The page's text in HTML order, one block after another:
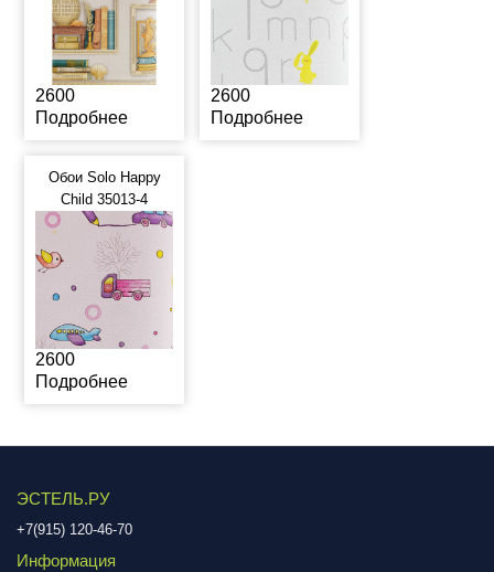
2600
Подробнее
2600
Подробнее
Обои Solo Happy
Child 35013-4
2600
Подробнее
ЭСТЕЛЬ.РУ
+7(915) 120-46-70
Информация